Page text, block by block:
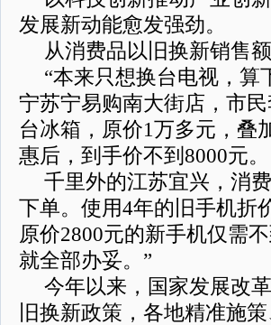
发展新动能愈发强劲。
从消费品以旧换新销售
“本来只想换台电视，算
宁苏宁易购南大街店，市
台冰箱，原价1万多元，叠
惠后，到手价不到8000元。
千里外的江苏宜兴，消
下单。使用4年的旧手机折
原价2800元的新手机仅需
就全部办妥。”
今年以来，国家发展改
旧换新政策，各地精准施